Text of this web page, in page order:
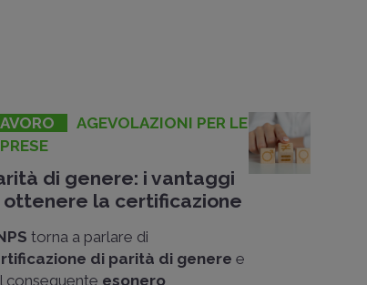
AGEVOLAZIONI PER LE
di genere: i vantaggi
ottenere la certificazione
torna a parlare di
di parità di genere e
conseguente esonero